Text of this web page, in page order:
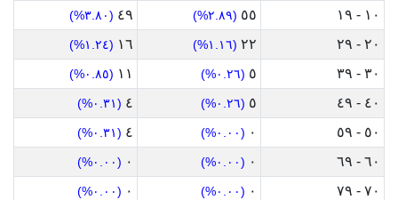
١٠ - ١٩ ٥٥ (٢.٨٩%) ٤٩ (٣.٨٠%)
٢٠ - ٢٩ ٢٢ (١.١٦%) ١٦ (١.٢٤%)
٣٠ - ٣٩ ٥ (٠.٢٦%) ١١ (٠.٨٥%)
٤٠ - ٤٩ ٥ (٠.٢٦%) ٤ (٠.٣١%)
٥٠ - ٥٩ ٠ (٠.٠٠%) ٤ (٠.٣١%)
٦٠ - ٦٩ ٠ (٠.٠٠%) ٠ (٠.٠٠%)
٧٠ - ٧٩ ٠ (٠.٠٠%) ٠ (٠.٠٠%)